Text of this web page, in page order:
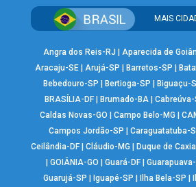
MAIS
Angra dos Reis-RJ | Aparecida de
Aracaju-SE | Arujá-SP |Barretos-SP |
Bebedouro-SP |Bertioga-SP |Biguaçu-
BRASÍLIA-DF| Brumado-BA| Cabreúva-
Caldas Novas-GO |Campo Belo-MG |
Campos Jordão-SP | Caraguatatuba-
Ceilândia-DF| Cláudio-MG | Duque de
| GOIÂNIA-GO | Guará-DF|
Guarujá-SP | Iguapé-SP | Ilha Bela-SP |